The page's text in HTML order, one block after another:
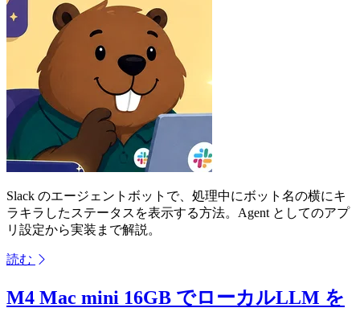
Slack のエージェントボットで、処理中にボット名の横にキ
ラキラしたステータスを表示する方法。Agent としてのアプ
リ設定から実装まで解説。
読む
M4 Mac mini 16GB でローカルLLM を